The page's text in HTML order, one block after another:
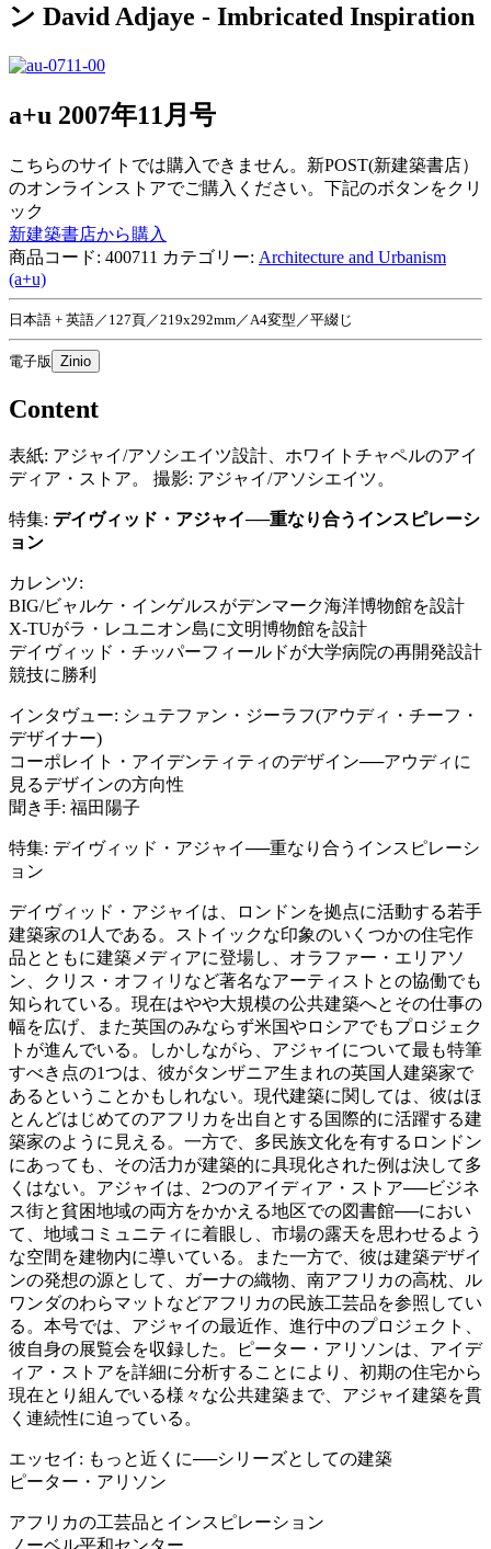
ン David Adjaye - Imbricated Inspiration
a+u 2007年11月号
こちらのサイトでは購入できません。新POST(新建築書店）
のオンラインストアでご購入ください。下記のボタンをクリ
ック
新建築書店から購入
商品コード: 400711 カテゴリー: Architecture and Urbanism
(a+u)
日本語 + 英語／127頁／219x292mm／A4変型／平綴じ
電子版 Zinio
Content
表紙: アジャイ/アソシエイツ設計、ホワイトチャペルのアイ
ディア・ストア。 撮影: アジャイ/アソシエイツ。
特集: デイヴィッド・アジャイ──重なり合うインスピレーシ
ョン
カレンツ:
BIG/ビャルケ・インゲルスがデンマーク海洋博物館を設計
X-TUがラ・レユニオン島に文明博物館を設計
デイヴィッド・チッパーフィールドが大学病院の再開発設計
競技に勝利
インタヴュー: シュテファン・ジーラフ(アウディ・チーフ・
デザイナー)
コーポレイト・アイデンティティのデザイン──アウディに
見るデザインの方向性
聞き手: 福田陽子
特集: デイヴィッド・アジャイ──重なり合うインスピレーシ
ョン
デイヴィッド・アジャイは、ロンドンを拠点に活動する若手
建築家の1人である。ストイックな印象のいくつかの住宅作
品とともに建築メディアに登場し、オラファー・エリアソ
ン、クリス・オフィリなど著名なアーティストとの協働でも
知られている。現在はやや大規模の公共建築へとその仕事の
幅を広げ、また英国のみならず米国やロシアでもプロジェク
トが進んでいる。しかしながら、アジャイについて最も特筆
すべき点の1つは、彼がタンザニア生まれの英国人建築家で
あるということかもしれない。現代建築に関しては、彼はほ
とんどはじめてのアフリカを出自とする国際的に活躍する建
築家のように見える。一方で、多民族文化を有するロンドン
にあっても、その活力が建築的に具現化された例は決して多
くはない。アジャイは、2つのアイディア・ストア──ビジネ
ス街と貧困地域の両方をかかえる地区での図書館──におい
て、地域コミュニティに着眼し、市場の露天を思わせるよう
な空間を建物内に導いている。また一方で、彼は建築デザイ
ンの発想の源として、ガーナの織物、南アフリカの高枕、ル
ワンダのわらマットなどアフリカの民族工芸品を参照してい
る。本号では、アジャイの最近作、進行中のプロジェクト、
彼自身の展覧会を収録した。ピーター・アリソンは、アイデ
ィア・ストアを詳細に分析することにより、初期の住宅から
現在とり組んでいる様々な公共建築まで、アジャイ建築を貫
く連続性に迫っている。
エッセイ: もっと近くに──シリーズとしての建築
ピーター・アリソン
アフリカの工芸品とインスピレーション